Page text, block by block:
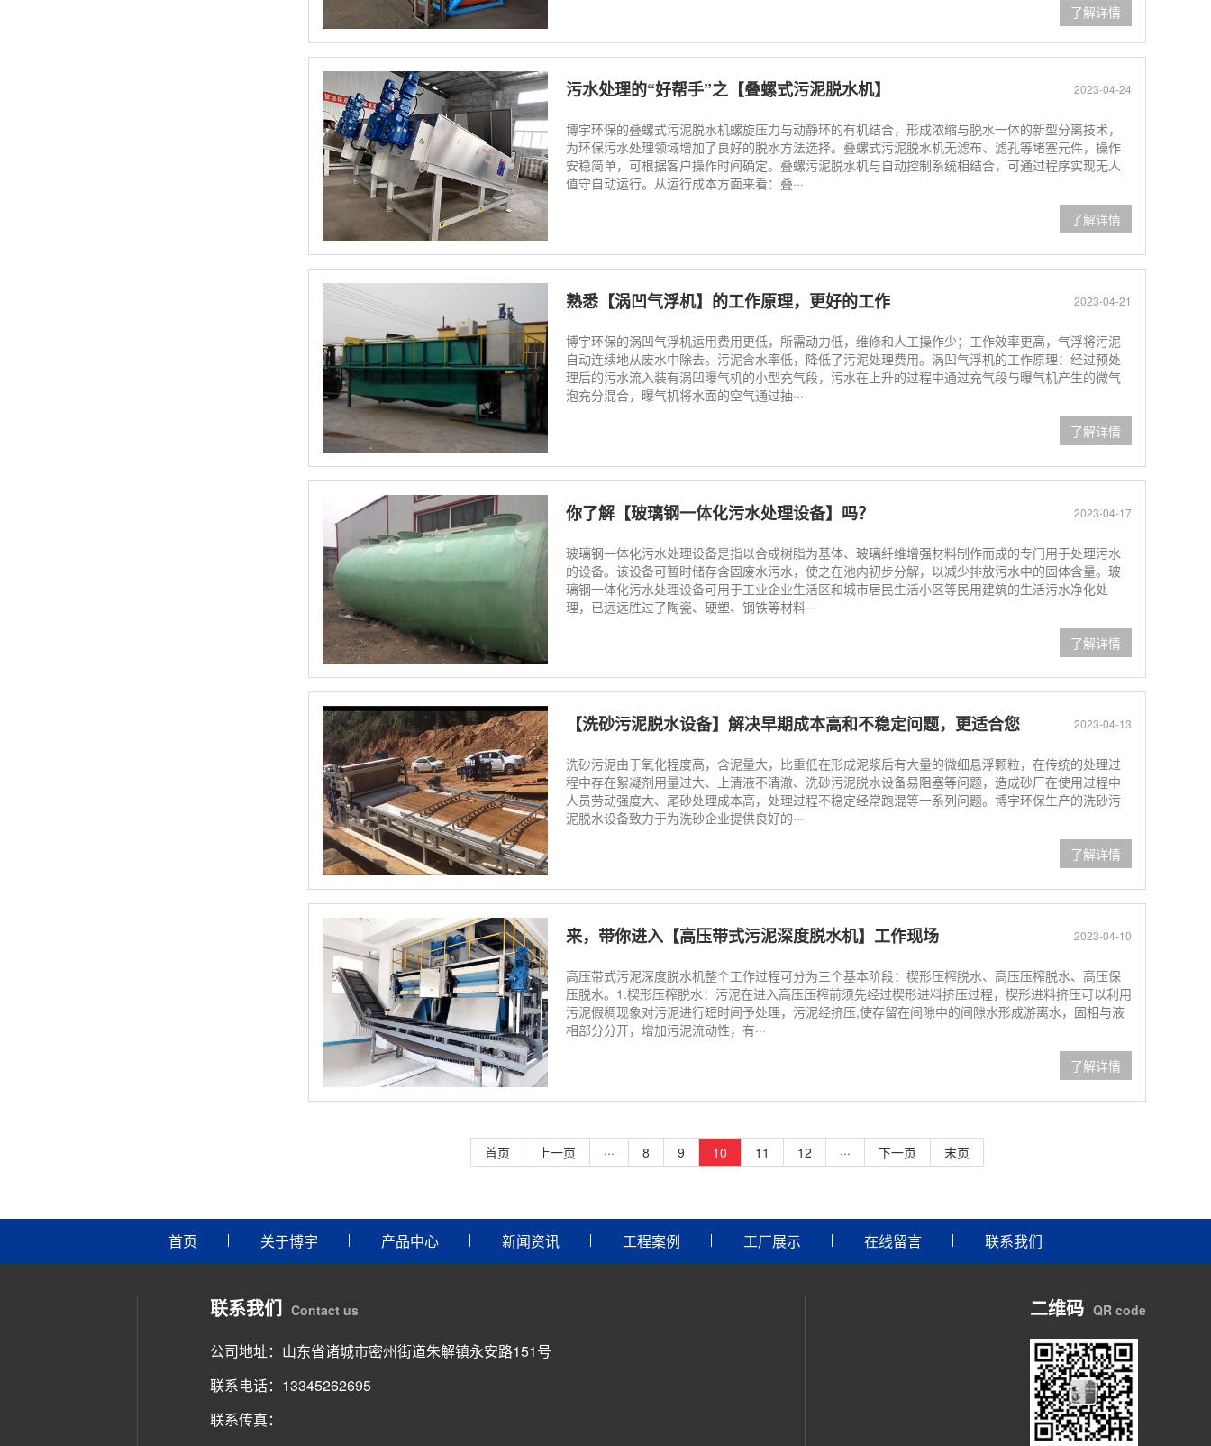
了解详情
2023-04-24
污水处理的“好帮手”之【叠螺式污泥脱水机】
博宇环保的叠螺式污泥脱水机螺旋压力与动静环的有机结合，形成浓缩与脱水一体的新型分离技术，
为环保污水处理领域增加了良好的脱水方法选择。叠螺式污泥脱水机无滤布、滤孔等堵塞元件，操作
安稳简单，可根据客户操作时间确定。叠螺污泥脱水机与自动控制系统相结合，可通过程序实现无人
值守自动运行。从运行成本方面来看：叠···
了解详情
2023-04-21
熟悉【涡凹气浮机】的工作原理，更好的工作
博宇环保的涡凹气浮机运用费用更低，所需动力低，维修和人工操作少；工作效率更高，气浮将污泥
自动连续地从废水中除去。污泥含水率低，降低了污泥处理费用。涡凹气浮机的工作原理：经过预处
理后的污水流入装有涡凹曝气机的小型充气段，污水在上升的过程中通过充气段与曝气机产生的微气
泡充分混合，曝气机将水面的空气通过抽···
了解详情
2023-04-17
你了解【玻璃钢一体化污水处理设备】吗？
玻璃钢一体化污水处理设备是指以合成树脂为基体、玻璃纤维增强材料制作而成的专门用于处理污水
的设备。该设备可暂时储存含固废水污水，使之在池内初步分解，以减少排放污水中的固体含量。玻
璃钢一体化污水处理设备可用于工业企业生活区和城市居民生活小区等民用建筑的生活污水净化处
理，已远远胜过了陶瓷、硬塑、钢铁等材料···
了解详情
2023-04-13
【洗砂污泥脱水设备】解决早期成本高和不稳定问题，更适合您
洗砂污泥由于氧化程度高，含泥量大，比重低在形成泥浆后有大量的微细悬浮颗粒，在传统的处理过
程中存在絮凝剂用量过大、上清液不清澈、洗砂污泥脱水设备易阻塞等问题，造成砂厂在使用过程中
人员劳动强度大、尾砂处理成本高，处理过程不稳定经常跑混等一系列问题。博宇环保生产的洗砂污
泥脱水设备致力于为洗砂企业提供良好的···
了解详情
2023-04-10
来，带你进入【高压带式污泥深度脱水机】工作现场
高压带式污泥深度脱水机整个工作过程可分为三个基本阶段：楔形压榨脱水、高压压榨脱水、高压保
压脱水。1.楔形压榨脱水：污泥在进入高压压榨前须先经过楔形进料挤压过程，楔形进料挤压可以利用
污泥假稠现象对污泥进行短时间予处理，污泥经挤压,使存留在间隙中的间隙水形成游离水，固相与液
相部分分开，增加污泥流动性，有···
了解详情
首页 上一页 ··· 8 9 10 11 12 ··· 下一页 末页
首页 关于博宇 产品中心 新闻资讯 工程案例 工厂展示 在线留言 联系我们
联系我们 Contact us
公司地址：山东省诸城市密州街道朱解镇永安路151号
联系电话：13345262695
联系传真：
二维码 QR code